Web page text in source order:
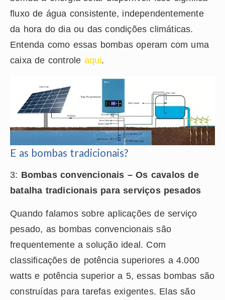
fluxo de água consistente, independentemente
da hora do dia ou das condições climáticas.
Entenda como essas bombas operam com uma
caixa de controle aqui.
E as bombas tradicionais?
3: Bombas convencionais – Os cavalos de
batalha tradicionais para serviços pesados
Quando falamos sobre aplicações de serviço
pesado, as bombas convencionais são
frequentemente a solução ideal. Com
classificações de potência superiores a 4.000
watts e potência superior a 5, essas bombas são
construídas para tarefas exigentes. Elas são